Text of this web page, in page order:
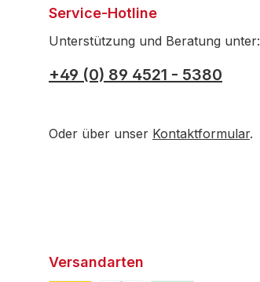
Service-Hotline
Unterstützung und Beratung unter:
+49 (0) 89 4521 - 5380
Oder über unser Kontaktformular.
Versandarten